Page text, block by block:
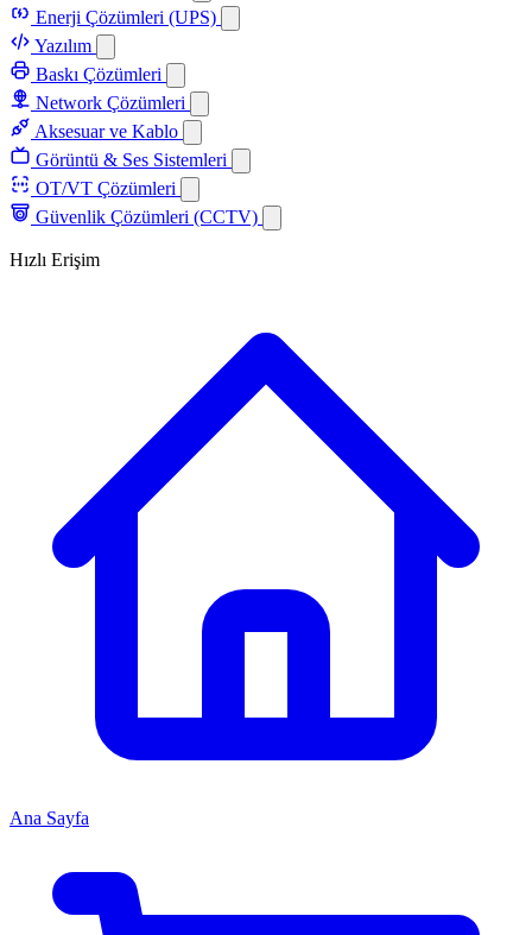
Enerji Çözümleri (UPS)
Yazılım
Baskı Çözümleri
Network Çözümleri
Aksesuar ve Kablo
Görüntü & Ses Sistemleri
OT/VT Çözümleri
Güvenlik Çözümleri (CCTV)
Hızlı Erişim
Ana Sayfa